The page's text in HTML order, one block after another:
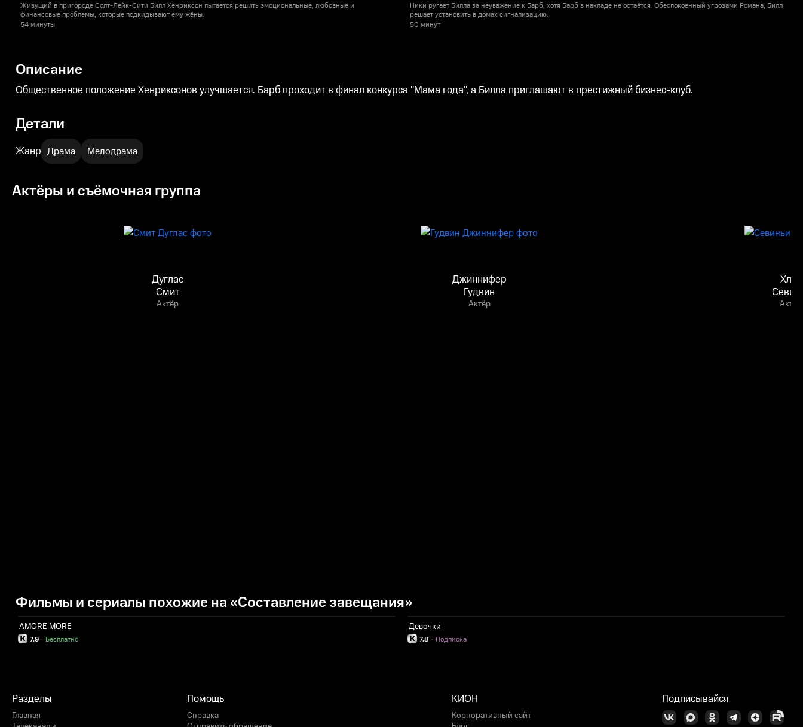
Живущий в пригороде Солт-Лейк-Сити Билл Хенриксон пытается решить эмоциональные, любовные и
финансовые проблемы, которые подкидывают ему жёны.
54 минуты
Ники ругает Билла за неуважение к Барб, хотя Барб в накладе не остаётся. Обеспокоенный угрозами Романа, Билл
решает установить в домах сигнализацию.
50 минут
Описание
Общественное положение Хенриксонов улучшается. Барб проходит в финал конкурса "Мама года", а Билла приглашают в престижный бизнес-клуб.
Детали
Жанр Драма Мелодрама
Актёры и съёмочная группа
Дуглас
Смит
Актёр
Джиннифер
Гудвин
Актёр
Хлоя
Актёр
Фильмы и сериалы похожие на «Составление завещания»
AMORE MORE
7.9 Бесплатно
·
Девочки
7.8 Подписка
·
Разделы
Главная
Помощь
Справка
КИОН
Корпоративный сайт
Подписывайся